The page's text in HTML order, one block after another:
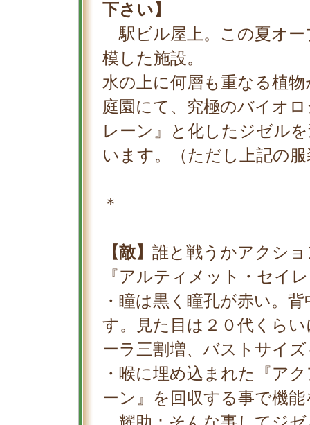
下さい】
駅ビル屋上。この夏オー
模した施設。
水の上に何層も重なる植
庭園にて、究極のバイオ
レーン』と化したジゼル
います。（ただし上記の
＊
【敵】 誰と戦うかアクシ
『アルティメット・セイ
・瞳は黒く瞳孔が赤い。
す。見た目は２０代くら
ーラ三割増、バストサイ
・喉に埋め込まれた『ア
ーン』を回収する事で機